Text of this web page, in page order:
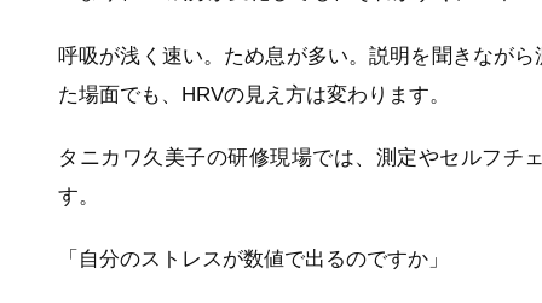
呼吸が浅く速い。ため息が多い。説明を聞きなが
た場面でも、HRVの見え方は変わります。
タニカワ久美子の研修現場では、測定やセルフチ
す。
「自分のストレスが数値で出るのですか」